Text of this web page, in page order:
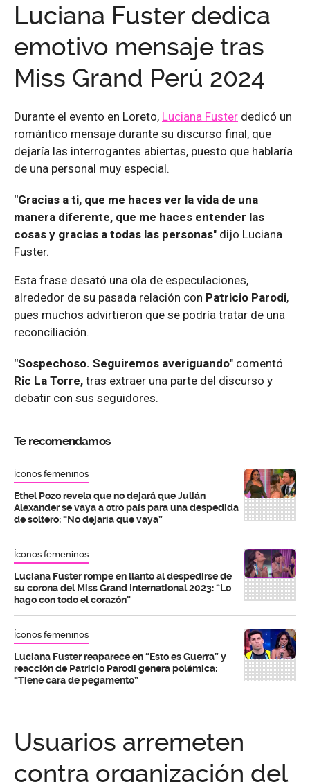
Luciana Fuster dedica
emotivo mensaje tras
Miss Grand Perú 2024
Durante el evento en Loreto, Luciana Fuster dedicó un
romántico mensaje durante su discurso final, que
dejaría las interrogantes abiertas, puesto que hablaría
de una personal muy especial.
"Gracias a ti, que me haces ver la vida de una
manera diferente, que me haces entender las
cosas y gracias a todas las personas" dijo Luciana
Fuster.
Esta frase desató una ola de especulaciones,
alrededor de su pasada relación con Patricio Parodi,
pues muchos advirtieron que se podría tratar de una
reconciliación.
"Sospechoso. Seguiremos averiguando" comentó
Ric La Torre, tras extraer una parte del discurso y
debatir con sus seguidores.
Te recomendamos
Íconos femeninos
Ethel Pozo revela que no dejará que Julián
Alexander se vaya a otro país para una despedida
de soltero: “No dejaría que vaya”
Íconos femeninos
Luciana Fuster rompe en llanto al despedirse de
su corona del Miss Grand International 2023: “Lo
hago con todo el corazón”
Íconos femeninos
Luciana Fuster reaparece en “Esto es Guerra” y
reacción de Patricio Parodi genera polémica:
“Tiene cara de pegamento”
Usuarios arremeten
contra organización del